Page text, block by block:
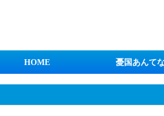
HOME 憂国あんて